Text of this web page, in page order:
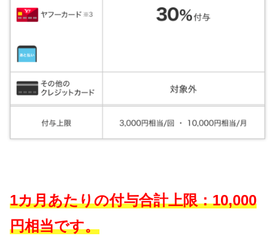
1カ月あたりの付与合計上限：10,000
円相当です。